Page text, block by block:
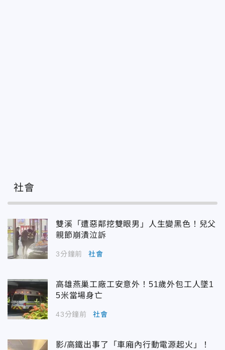
社會
雙溪「遭惡鄰挖雙眼男」人生變黑色！兒父
親節崩潰泣訴
3分鐘前 社會
高雄燕巢工廠工安意外！51歲外包工人墜1
5米當場身亡
43分鐘前 社會
影/高鐵出事了「車廂內行動電源起火」！